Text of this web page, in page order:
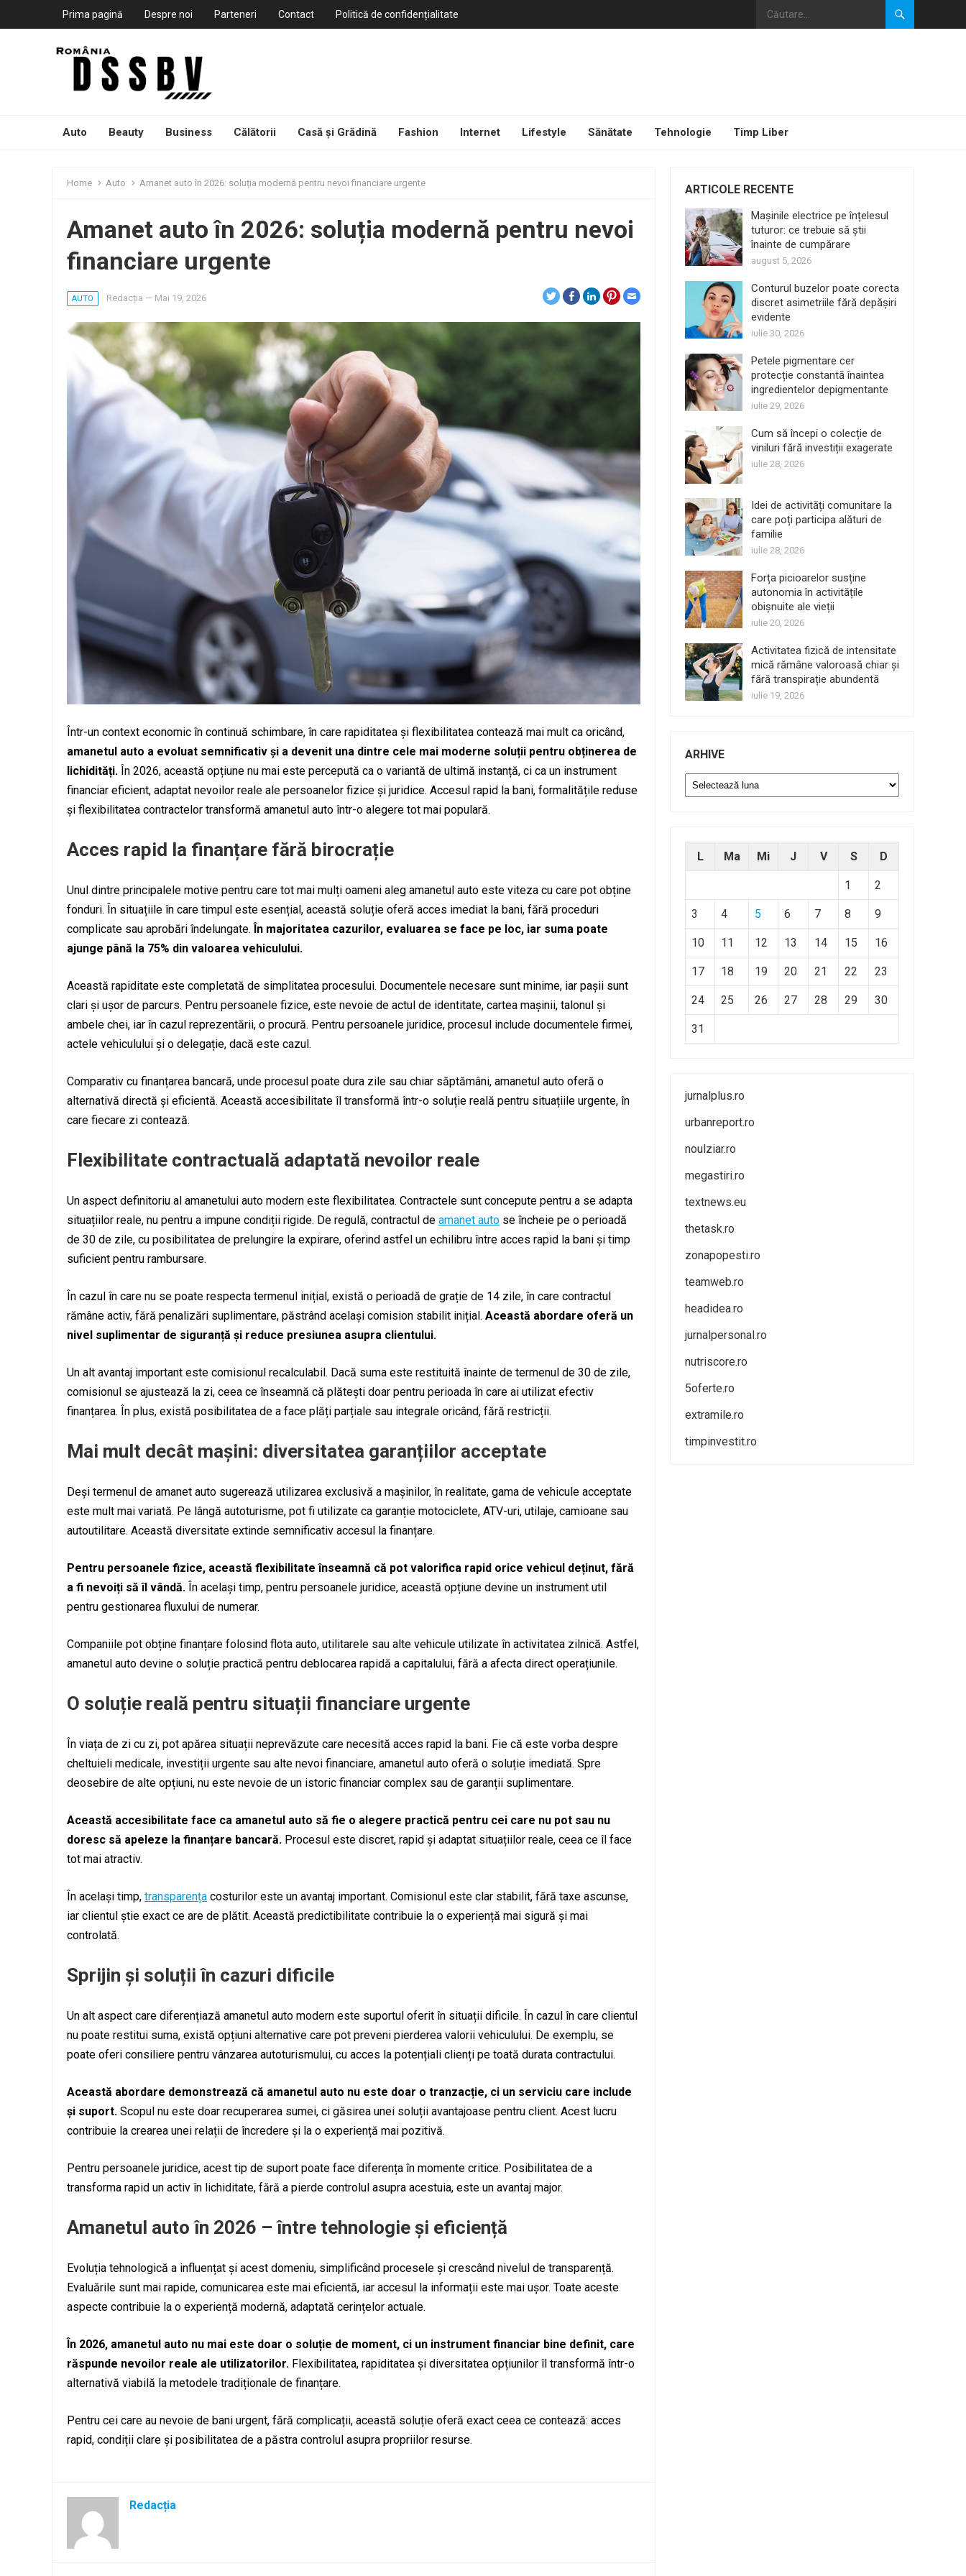
Prima pagină Despre noi Parteneri Contact Politică de confidențialitate
Auto Beauty Business Călătorii Casă și Grădină Fashion Internet Lifestyle Sănătate Tehnologie Timp Liber
Home Auto Amanet auto în 2026: soluția modernă pentru nevoi financiare urgente
Amanet auto în 2026: soluția modernă pentru nevoi
financiare urgente
AUTO Redacția — Mai 19, 2026
Într-un context economic în continuă schimbare, în care rapiditatea și flexibilitatea contează mai mult ca oricând,
amanetul auto a evoluat semnificativ și a devenit una dintre cele mai moderne soluții pentru obținerea de
lichidități. În 2026, această opțiune nu mai este percepută ca o variantă de ultimă instanță, ci ca un instrument
financiar eficient, adaptat nevoilor reale ale persoanelor fizice și juridice. Accesul rapid la bani, formalitățile reduse
și flexibilitatea contractelor transformă amanetul auto într-o alegere tot mai populară.
Acces rapid la finanțare fără birocrație
Unul dintre principalele motive pentru care tot mai mulți oameni aleg amanetul auto este viteza cu care pot obține
fonduri. În situațiile în care timpul este esențial, această soluție oferă acces imediat la bani, fără proceduri
complicate sau aprobări îndelungate. În majoritatea cazurilor, evaluarea se face pe loc, iar suma poate
ajunge până la 75% din valoarea vehiculului.
Această rapiditate este completată de simplitatea procesului. Documentele necesare sunt minime, iar pașii sunt
clari și ușor de parcurs. Pentru persoanele fizice, este nevoie de actul de identitate, cartea mașinii, talonul și
ambele chei, iar în cazul reprezentării, o procură. Pentru persoanele juridice, procesul include documentele firmei,
actele vehiculului și o delegație, dacă este cazul.
Comparativ cu finanțarea bancară, unde procesul poate dura zile sau chiar săptămâni, amanetul auto oferă o
alternativă directă și eficientă. Această accesibilitate îl transformă într-o soluție reală pentru situațiile urgente, în
care fiecare zi contează.
Flexibilitate contractuală adaptată nevoilor reale
Un aspect definitoriu al amanetului auto modern este flexibilitatea. Contractele sunt concepute pentru a se adapta
situațiilor reale, nu pentru a impune condiții rigide. De regulă, contractul de amanet auto se încheie pe o perioadă
de 30 de zile, cu posibilitatea de prelungire la expirare, oferind astfel un echilibru între acces rapid la bani și timp
suficient pentru rambursare.
În cazul în care nu se poate respecta termenul inițial, există o perioadă de grație de 14 zile, în care contractul
rămâne activ, fără penalizări suplimentare, păstrând același comision stabilit inițial. Această abordare oferă un
nivel suplimentar de siguranță și reduce presiunea asupra clientului.
Un alt avantaj important este comisionul recalculabil. Dacă suma este restituită înainte de termenul de 30 de zile,
comisionul se ajustează la zi, ceea ce înseamnă că plătești doar pentru perioada în care ai utilizat efectiv
finanțarea. În plus, există posibilitatea de a face plăți parțiale sau integrale oricând, fără restricții.
Mai mult decât mașini: diversitatea garanțiilor acceptate
Deși termenul de amanet auto sugerează utilizarea exclusivă a mașinilor, în realitate, gama de vehicule acceptate
este mult mai variată. Pe lângă autoturisme, pot fi utilizate ca garanție motociclete, ATV-uri, utilaje, camioane sau
autoutilitare. Această diversitate extinde semnificativ accesul la finanțare.
Pentru persoanele fizice, această flexibilitate înseamnă că pot valorifica rapid orice vehicul deținut, fără
a fi nevoiți să îl vândă. În același timp, pentru persoanele juridice, această opțiune devine un instrument util
pentru gestionarea fluxului de numerar.
Companiile pot obține finanțare folosind flota auto, utilitarele sau alte vehicule utilizate în activitatea zilnică. Astfel,
amanetul auto devine o soluție practică pentru deblocarea rapidă a capitalului, fără a afecta direct operațiunile.
O soluție reală pentru situații financiare urgente
În viața de zi cu zi, pot apărea situații neprevăzute care necesită acces rapid la bani. Fie că este vorba despre
cheltuieli medicale, investiții urgente sau alte nevoi financiare, amanetul auto oferă o soluție imediată. Spre
deosebire de alte opțiuni, nu este nevoie de un istoric financiar complex sau de garanții suplimentare.
Această accesibilitate face ca amanetul auto să fie o alegere practică pentru cei care nu pot sau nu
doresc să apeleze la finanțare bancară. Procesul este discret, rapid și adaptat situațiilor reale, ceea ce îl face
tot mai atractiv.
În același timp, transparența costurilor este un avantaj important. Comisionul este clar stabilit, fără taxe ascunse,
iar clientul știe exact ce are de plătit. Această predictibilitate contribuie la o experiență mai sigură și mai
controlată.
Sprijin și soluții în cazuri dificile
Un alt aspect care diferențiază amanetul auto modern este suportul oferit în situații dificile. În cazul în care clientul
nu poate restitui suma, există opțiuni alternative care pot preveni pierderea valorii vehiculului. De exemplu, se
poate oferi consiliere pentru vânzarea autoturismului, cu acces la potențiali clienți pe toată durata contractului.
Această abordare demonstrează că amanetul auto nu este doar o tranzacție, ci un serviciu care include
și suport. Scopul nu este doar recuperarea sumei, ci găsirea unei soluții avantajoase pentru client. Acest lucru
contribuie la crearea unei relații de încredere și la o experiență mai pozitivă.
Pentru persoanele juridice, acest tip de suport poate face diferența în momente critice. Posibilitatea de a
transforma rapid un activ în lichiditate, fără a pierde controlul asupra acestuia, este un avantaj major.
Amanetul auto în 2026 – între tehnologie și eficiență
Evoluția tehnologică a influențat și acest domeniu, simplificând procesele și crescând nivelul de transparență.
Evaluările sunt mai rapide, comunicarea este mai eficientă, iar accesul la informații este mai ușor. Toate aceste
aspecte contribuie la o experiență modernă, adaptată cerințelor actuale.
În 2026, amanetul auto nu mai este doar o soluție de moment, ci un instrument financiar bine definit, care
răspunde nevoilor reale ale utilizatorilor. Flexibilitatea, rapiditatea și diversitatea opțiunilor îl transformă într-o
alternativă viabilă la metodele tradiționale de finanțare.
Pentru cei care au nevoie de bani urgent, fără complicații, această soluție oferă exact ceea ce contează: acces
rapid, condiții clare și posibilitatea de a păstra controlul asupra propriilor resurse.
Redacția
ARTICOLE RECENTE
Mașinile electrice pe înțelesul
tuturor: ce trebuie să știi
înainte de cumpărare
august 5, 2026
Conturul buzelor poate corecta
discret asimetriile fără depășiri
evidente
iulie 30, 2026
Petele pigmentare cer
protecție constantă înaintea
ingredientelor depigmentante
iulie 29, 2026
Cum să începi o colecție de
viniluri fără investiții exagerate
iulie 28, 2026
Idei de activități comunitare la
care poți participa alături de
familie
iulie 28, 2026
Forța picioarelor susține
autonomia în activitățile
obișnuite ale vieții
iulie 20, 2026
Activitatea fizică de intensitate
mică rămâne valoroasă chiar și
fără transpirație abundentă
iulie 19, 2026
ARHIVE
Arhive
L Ma Mi J V S D
1 2
3 4 5 6 7 8 9
10 11 12 13 14 15 16
17 18 19 20 21 22 23
24 25 26 27 28 29 30
31
jurnalplus.ro
urbanreport.ro
noulziar.ro
megastiri.ro
textnews.eu
thetask.ro
zonapopesti.ro
teamweb.ro
headidea.ro
jurnalpersonal.ro
nutriscore.ro
5oferte.ro
extramile.ro
timpinvestit.ro